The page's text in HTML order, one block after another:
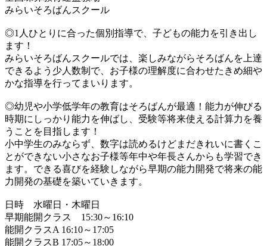
みらいそろばんスクール
◎1人ひとりに合った個別指導で、子どもの能力を引き出し
ます！
みらいそろばんスクールでは、楽しみながらそろばんを上達
できるよう少人数制で、お子様の理解度に合わせたきめ細や
かな指導を行ってまいります。
◎幼児や小学低学年の教育はそろばんが最適！能力が伸びる
時期にしっかり能力を伸ばし、受験等将来使える計算力を養
うことを目指します！
小中学生のみならず、数字は読めるけどまだきれいに書くこ
とができない小さなお子様等年中や年長さんからも学習でき
ます。できる喜びを経験しながら早期の能力開発で将来の能
力開発の基礎を築いていきます。
日時 水曜日・木曜日
早期能開クラス 15:30～16:10
能開クラスA 16:10～17:05
能開クラスB 17:05～18:00